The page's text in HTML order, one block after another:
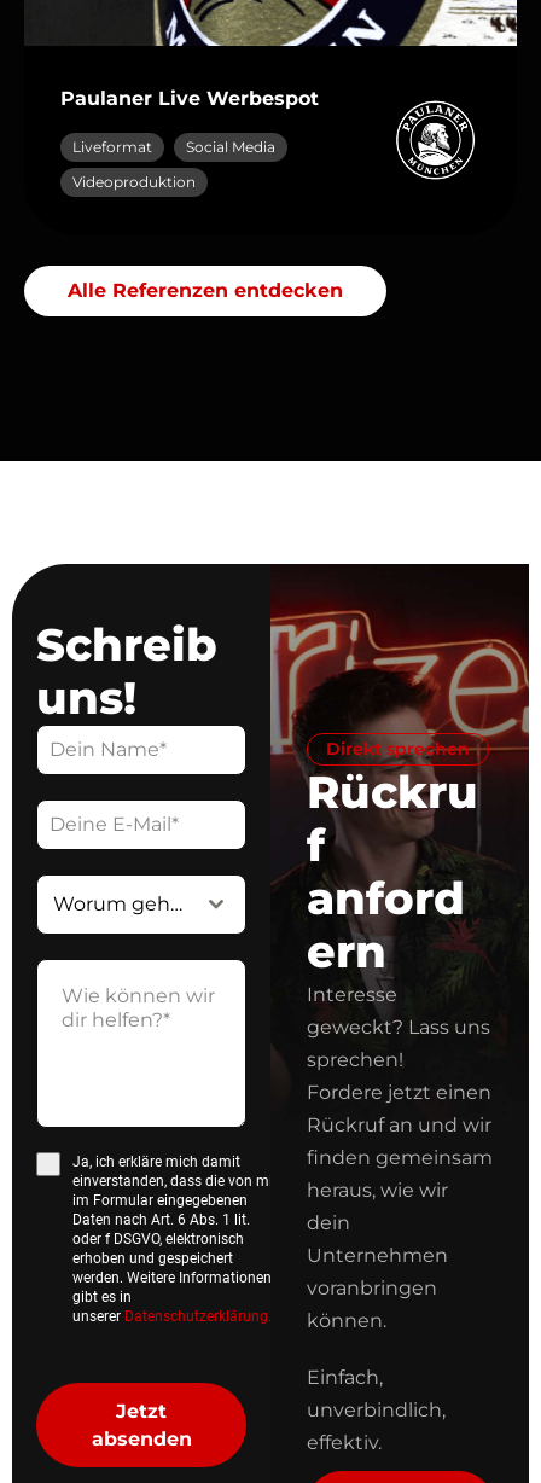
Paulaner Live Werbespot
Liveformat
Social Media
Videoproduktion
Alle Referenzen entdecken
Schreib
uns!
Worum geht's?*
Ja, ich erkläre mich damit
einverstanden, dass die von mir
im Formular eingegebenen
Daten nach Art. 6 Abs. 1 lit.
oder f DSGVO, elektronisch
erhoben und gespeichert
werden. Weitere Informationen
gibt es in
unserer Datenschutzerklärung.
Jetzt
absenden
Direkt sprechen
Rückru
f
anford
ern
Interesse
geweckt? Lass uns
sprechen!
Fordere jetzt einen
Rückruf an und wir
finden gemeinsam
heraus, wie wir
dein
Unternehmen
voranbringen
können.
Einfach,
unverbindlich,
effektiv.